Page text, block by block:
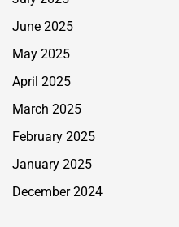
June 2025
May 2025
April 2025
March 2025
February 2025
January 2025
December 2024